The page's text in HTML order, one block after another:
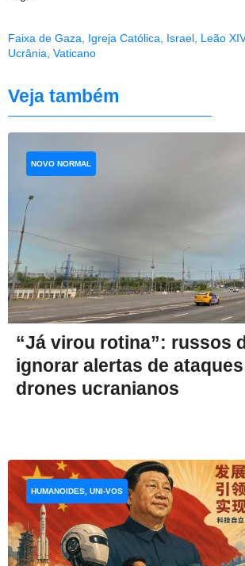
Faixa de Gaza Igreja Católica Israel Leão XIV
Ucrânia Vaticano
Veja também
“Já virou rotina”: russos
ignorar alertas de
drones ucranianos
NOVO NORMAL
HUMANOIDES, UNI-VOS